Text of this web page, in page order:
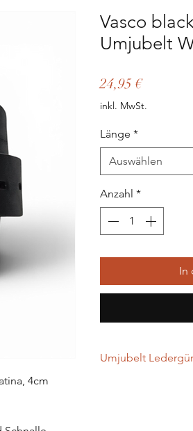
4cm
Vasco
Umjubelt
24,95 €Preis
inkl. MwSt.
Länge *
Auswählen
Anzahl *
In
Umjubelt